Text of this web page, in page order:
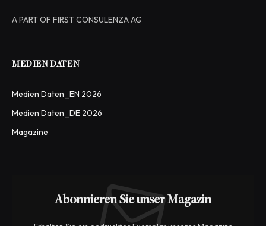
A PART OF FIRST CONSULENZA AG
MEDIEN DATEN
Medien Daten_EN 2026
Medien Daten_DE 2026
Magazine
Abonnieren Sie unser Magazin